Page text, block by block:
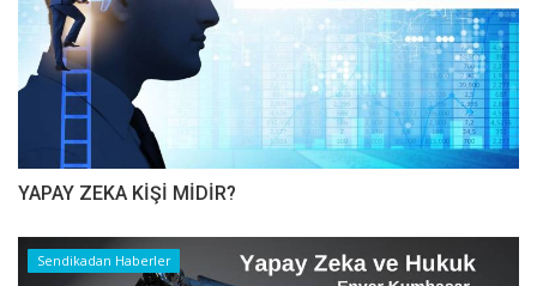
YAPAY ZEKA KİŞİ MİDİR?
Sendikadan Haberler